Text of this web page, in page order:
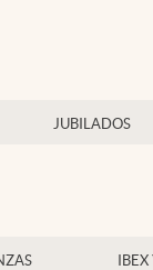
JUBILADOS